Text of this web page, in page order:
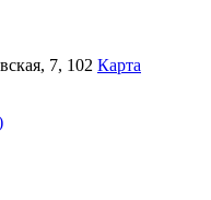
7, 102 Карта